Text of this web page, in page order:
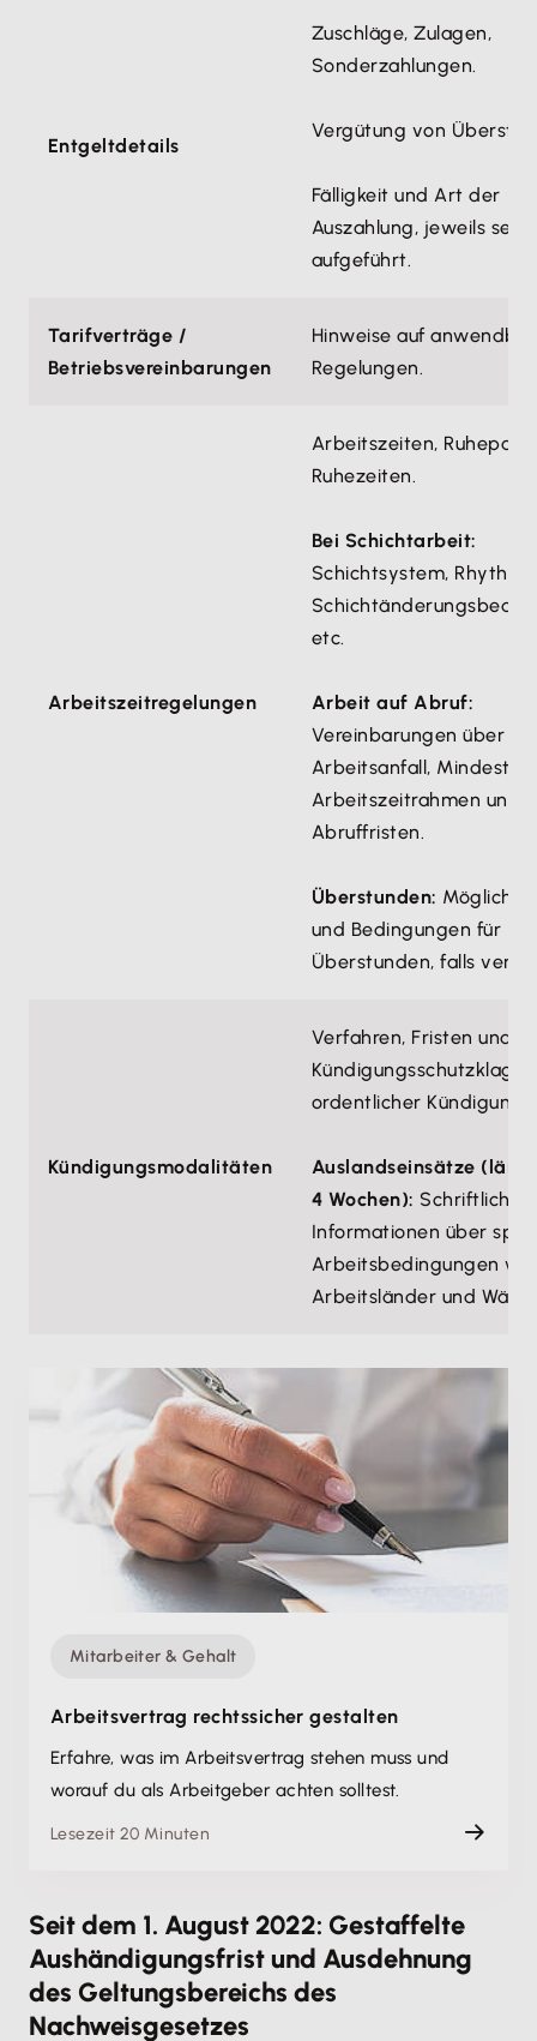
Entgeltdetails
Zuschläge, Zulagen,
Sonderzahlungen.
Vergütung von
Fälligkeit und Art der
Auszahlung, jeweils
aufgeführt.
Tarifverträge /
Betriebsvereinbarungen
Hinweise auf
Regelungen.
Arbeitszeitregelungen
Arbeitszeiten,
Ruhezeiten.
Bei Schichtarbeit:
Schichtsystem,
etc.
Arbeit auf Abruf:
Vereinbarungen über
Arbeitsanfall,
Arbeitszeitrahmen und
Abruffristen.
Überstunden:
und Bedingungen für
Überstunden, falls
Kündigungsmodalitäten
Verfahren, Fristen und
Kündigungsschutzklage
ordentlicher Kündigung.
Auslandseinsätze
4 Wochen): Schriftliche
Informationen über
Arbeitsbedingungen wie
Arbeitsländer und
Mitarbeiter & Gehalt
Arbeitsvertrag rechtssicher gestalten
Erfahre, was im Arbeitsvertrag stehen muss und
worauf du als Arbeitgeber achten solltest.
Lesezeit 20 Minuten
Seit dem 1. August 2022: Gestaffelte
Aushändigungsfrist und Ausdehnung
des Geltungsbereichs des
Nachweisgesetzes